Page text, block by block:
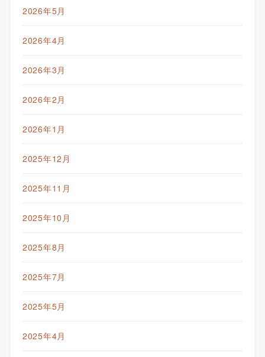
2026年5月
2026年4月
2026年3月
2026年2月
2026年1月
2025年12月
2025年11月
2025年10月
2025年8月
2025年7月
2025年5月
2025年4月